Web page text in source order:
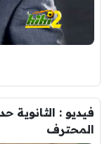
فيديو : الثانوية
المحترف